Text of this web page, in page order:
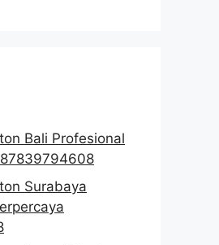
Bali Profesional
Surabaya